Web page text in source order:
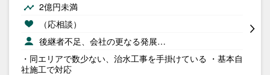
2億円未満
（応相談）
後継者不足、会社の更なる発展…
・同エリアで数少ない、治水工事を手掛けている ・基本自
社施工で対応